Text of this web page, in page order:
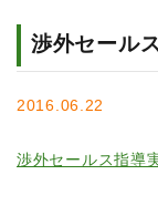
渉外セール
2016.06.22
渉外セールス指導